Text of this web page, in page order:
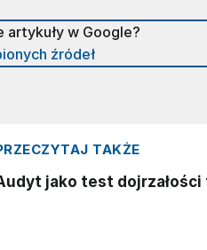
w Google?
źródeł